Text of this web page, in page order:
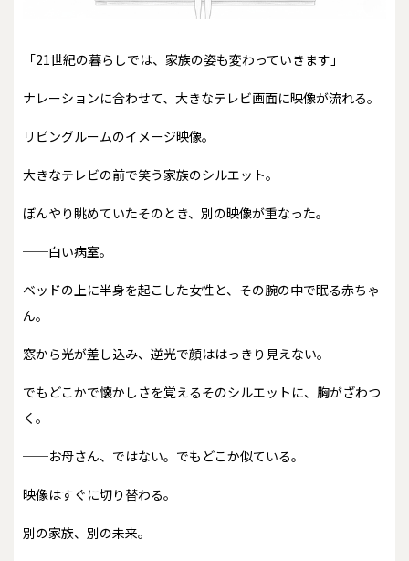
「21世紀の暮らしでは、家族の姿も変わっていきます」
ナレーションに合わせて、大きなテレビ画面に映像が流れる。
リビングルームのイメージ映像。
大きなテレビの前で笑う家族のシルエット。
ぼんやり眺めていたそのとき、別の映像が重なった。
──白い病室。
ベッドの上に半身を起こした女性と、その腕の中で眠る赤ちゃ
ん。
窓から光が差し込み、逆光で顔ははっきり見えない。
でもどこかで懐かしさを覚えるそのシルエットに、胸がざわつ
く。
──お母さん、ではない。でもどこか似ている。
映像はすぐに切り替わる。
別の家族、別の未来。